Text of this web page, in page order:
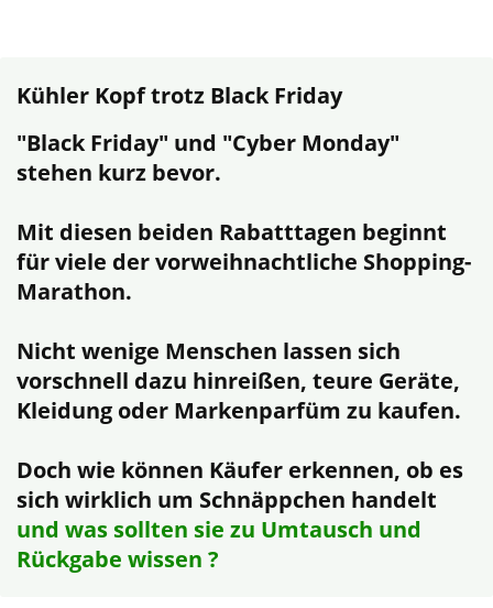
Kühler Kopf trotz Black Friday
"Black Friday" und "Cyber Monday"
stehen kurz bevor.
Mit diesen beiden Rabatttagen beginnt
für viele der vorweihnachtliche Shopping-
Marathon.
Nicht wenige Menschen lassen sich
vorschnell dazu hinreißen, teure Geräte,
Kleidung oder Markenparfüm zu kaufen.
Doch wie können Käufer erkennen, ob es
sich wirklich um Schnäppchen handelt
und was sollten sie zu Umtausch und
Rückgabe wissen ?